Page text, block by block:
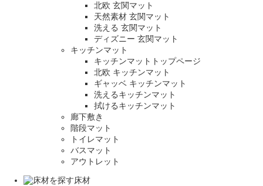
北欧 玄関マット
天然素材 玄関マット
洗える 玄関マット
ディズニー 玄関マット
キッチンマット
キッチンマットトップページ
北欧 キッチンマット
ギャッベ キッチンマット
洗えるキッチンマット
拭けるキッチンマット
廊下敷き
階段マット
トイレマット
バスマット
アウトレット
床材